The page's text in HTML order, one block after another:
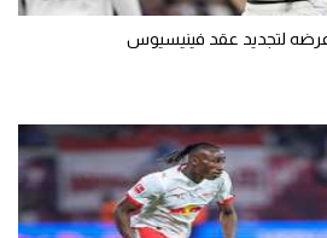
عرضه لتجديد عقد فينيسيوس